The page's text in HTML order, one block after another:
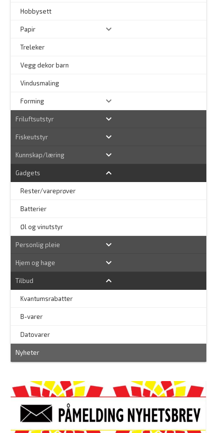
Hobbysett
Papir
Treleker
Vegg dekor barn
Vindusmaling
Forming
Friluftsutstyr
Fiskeutstyr
Kunnskap/læring
Gadgets
Rester/vareprøver
Batterier
Øl og vinutstyr
Personlig pleie
Hjem og hage
Tilbud
Kvantumsrabatter
B-varer
Datovarer
Nyheter